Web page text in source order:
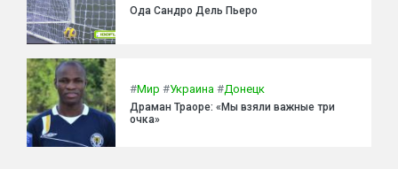
Ода Сандро Дель Пьеро
#Мир #Украина #Донецк
Драман Траоре: «Мы взяли важные три
очка»